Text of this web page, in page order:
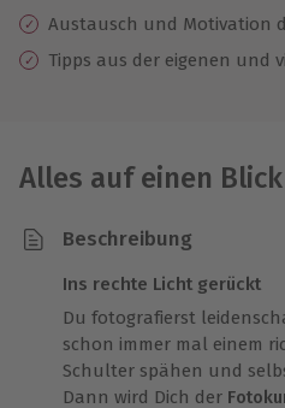
Austausch und Motivation
Tipps aus der eigenen und
Alles auf einen Blick
Beschreibung
Ins rechte Licht gerückt
Du fotografierst
schon immer mal einem
Schulter spähen und
Dann wird Dich der